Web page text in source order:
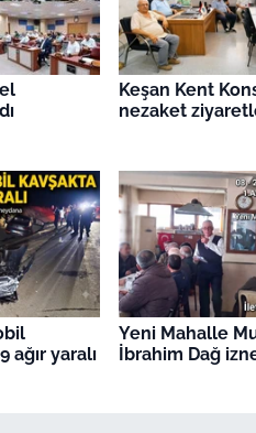
Keşan Kent
nezaket
ağır yaralı
Yeni Mahalle
İbrahim Dağ